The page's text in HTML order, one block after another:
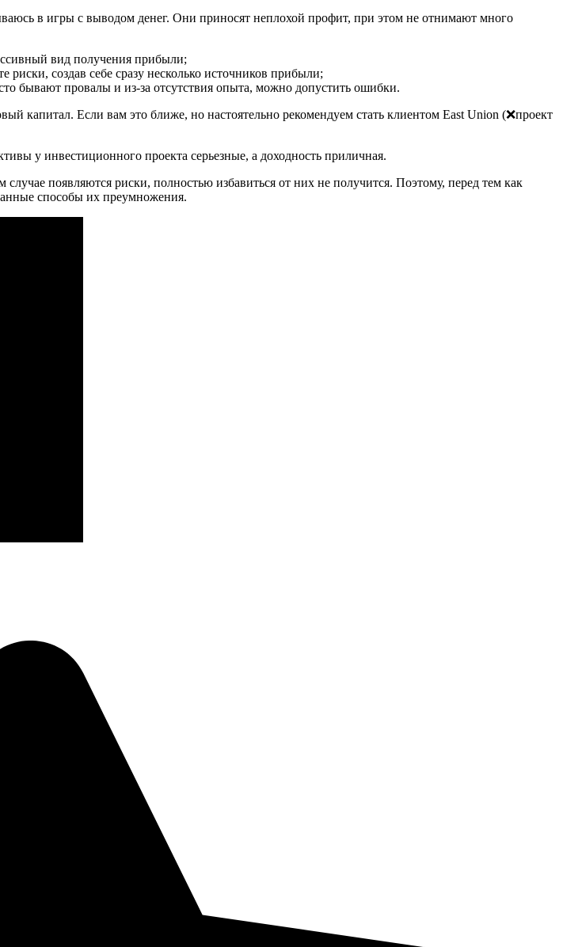
в игры с выводом денег. Они приносят неплохой профит, при этом не отнимают много
вид получения прибыли;
риски, создав себе сразу несколько источников прибыли;
бывают провалы и из-за отсутствия опыта, можно допустить ошибки.
капитал. Если вам это ближе, но настоятельно рекомендуем стать клиентом East Union (❌проект
у инвестиционного проекта серьезные, а доходность приличная.
появляются риски, полностью избавиться от них не получится. Поэтому, перед тем как
способы их преумножения.